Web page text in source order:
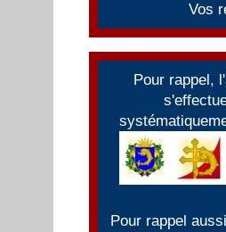
Vos
Pour rappel,
Pour rappel